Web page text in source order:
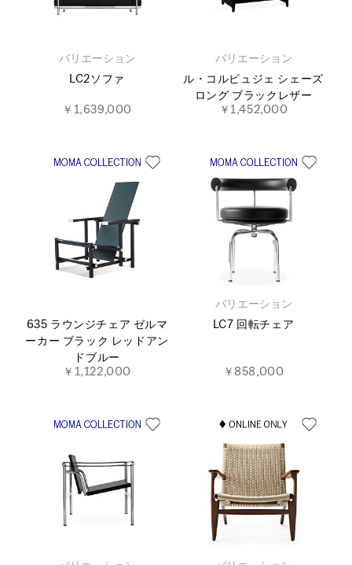
バリエーション
LC2ソファ
￥1,639,000
バリエーション
ル・コルビュジェ シェーズ
ロング ブラックレザー
￥1,452,000
635 ラウンジチェア ゼルマ
ーカー ブラック レッドアン
ドブルー
￥1,122,000
バリエーション
LC7 回転チェア
￥858,000